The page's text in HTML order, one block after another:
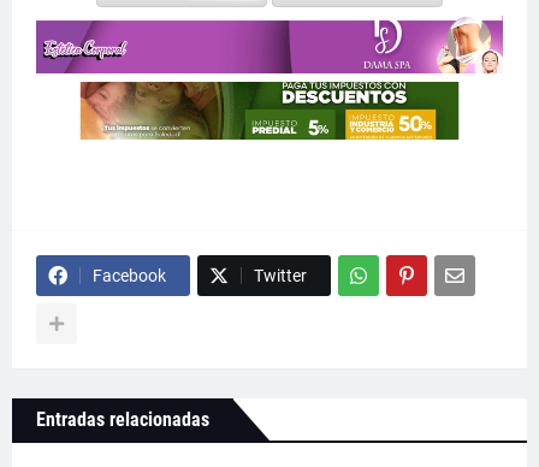
Facebook Twitter
Entradas relacionadas